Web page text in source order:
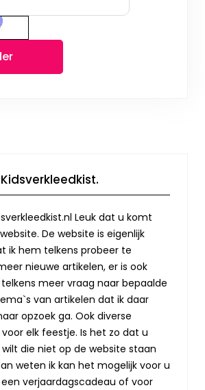
Leuk dat u komt
De website is eigenlijk
ik hem telkens probeer te
nieuwe artikelen, er is ook
meer vraag naar bepaalde
van artikelen dat ik daar
opzoek ga. Ook diverse
elk feestje. Is het zo dat u
die niet op de website staan
weten ik kan het mogelijk voor u
verjaardagscadeau of voor